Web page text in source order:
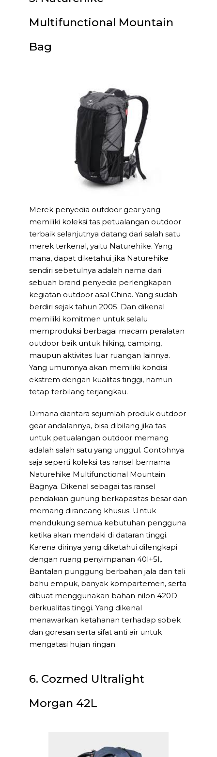
Multifunctional Mountain
Bag
Merek penyedia outdoor gear yang
memiliki koleksi tas petualangan outdoor
terbaik selanjutnya datang dari salah satu
merek terkenal, yaitu Naturehike. Yang
mana, dapat diketahui jika Naturehike
sendiri sebetulnya adalah nama dari
sebuah brand penyedia perlengkapan
kegiatan outdoor asal China. Yang sudah
berdiri sejak tahun 2005. Dan dikenal
memiliki komitmen untuk selalu
memproduksi berbagai macam peralatan
outdoor baik untuk hiking, camping,
maupun aktivitas luar ruangan lainnya.
Yang umumnya akan memiliki kondisi
ekstrem dengan kualitas tinggi, namun
tetap terbilang terjangkau.
Dimana diantara sejumlah produk outdoor
gear andalannya, bisa dibilang jika tas
untuk petualangan outdoor memang
adalah salah satu yang unggul. Contohnya
saja seperti koleksi tas ransel bernama
Naturehike Multifunctional Mountain
Bagnya. Dikenal sebagai tas ransel
pendakian gunung berkapasitas besar dan
memang dirancang khusus. Untuk
mendukung semua kebutuhan pengguna
ketika akan mendaki di dataran tinggi.
Karena dirinya yang diketahui dilengkapi
dengan ruang penyimpanan 40l+5l,.
Bantalan punggung berbahan jala dan tali
bahu empuk, banyak kompartemen, serta
dibuat menggunakan bahan nilon 420D
berkualitas tinggi. Yang dikenal
menawarkan ketahanan terhadap sobek
dan goresan serta sifat anti air untuk
mengatasi hujan ringan.
6. Cozmed Ultralight
Morgan 42L